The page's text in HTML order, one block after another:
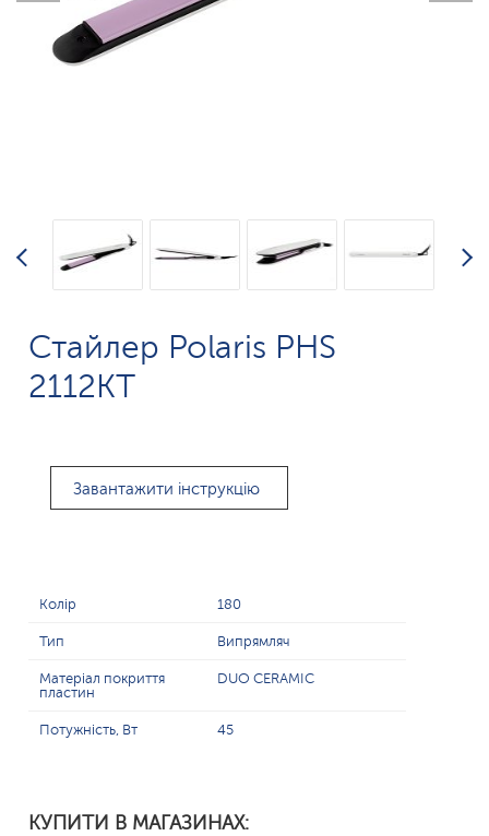
Стайлер Polaris PHS
2112KT
Завантажити інструкцію
Колір 180
Тип Випрямляч
Матеріал покриття
пластин
DUO CERAMIC
Потужність, Вт 45
КУПИТИ В МАГАЗИНАХ: